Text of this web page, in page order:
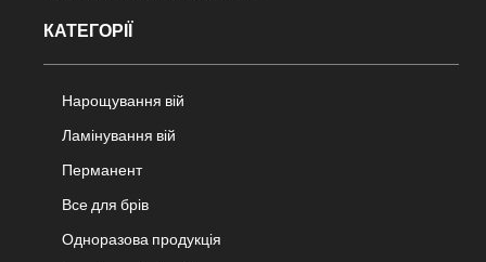
КАТЕГОРІЇ
Нарощування вій
Ламінування вій
Перманент
Все для брів
Одноразова продукція